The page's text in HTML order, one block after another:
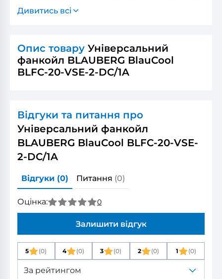
Дивитись всі
Опис товару Універсальний
фанкойл BLAUBERG BlauCool
BLFC-20-VSE-2-DC/1A
Відгуки та питання про
Універсальний фанкойл
BLAUBERG BlauCool BLFC-20-VSE-
2-DC/1A
Відгуки (0) Питання (0)
Оцінка: 0
Залишити відгук
5 (0) 4 (0) 3 (0) 2 (0) 1 (0)
За рейтингом